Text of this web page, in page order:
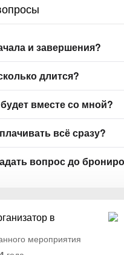
и завершения?
длится?
вместе со мной?
всё сразу?
вопрос до
в
мероприятия